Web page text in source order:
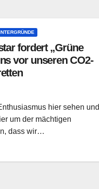
fordert „Grüne
vor unseren CO2-
hier sehen und
um der mächtigen
dass wir…